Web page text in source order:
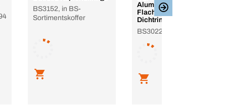
BS3152, in BS-
Sortimentskoffer
Aluminiumdichtring
Flachscheiben-
Dichtringe
BS3022, DIN 7603